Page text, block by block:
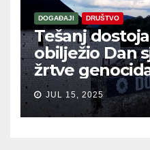
DOGAĐAJI DRUŠTVO
Tešanj
obilježio Dan
žrtve
JUL 15, 2025